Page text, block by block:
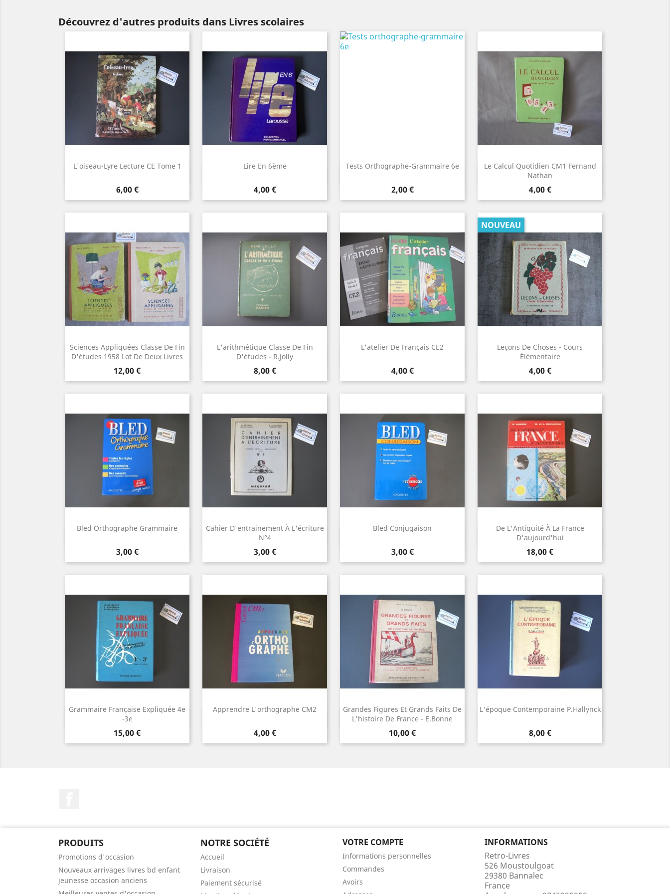
Découvrez d'autres produits dans Livres scolaires
L'oiseau-Lyre Lecture CE Tome 1
Prix
6,00 €
Lire En 6ème
Prix
4,00 €
Tests Orthographe-Grammaire 6e
Prix
2,00 €
Le Calcul Quotidien CM1 Fernand
Nathan
Prix
4,00 €
Aperçu rapide
Sciences Appliquées Classe De Fin
D'études 1958 Lot De Deux Livres
Prix
12,00 €
Aperçu rapide
L'arithmétique Classe De Fin
D'études - R.Jolly
Prix
8,00 €
Aperçu rapide
L'atelier De Français CE2
Prix
4,00 €
Leçons De Choses - Cours
Élémentaire
Prix
4,00 €
NOUVEAU
Aperçu rapide
Bled Orthographe Grammaire
Prix
3,00 €
Cahier D'entrainement À L'écriture
N°4
Prix
3,00 €
Aperçu rapide
Bled Conjugaison
Prix
3,00 €
De L'Antiquité À La France
D'aujourd'hui
Prix
18,00 €
Aperçu rapide
Grammaire Française Expliquée 4e
-3e
Prix
15,00 €
Aperçu rapide
Apprendre L'orthographe CM2
Prix
4,00 €
Grandes Figures Et Grands Faits De
L'histoire De France - E.Bonne
Prix
10,00 €
Aperçu rapide
L'époque Contemporaine P.Hallynck
Prix
8,00 €
PRODUITS
Promotions d'occasion
Nouveaux arrivages livres bd enfant
jeunesse occasion anciens
NOTRE SOCIÉTÉ
Accueil
Livraison
Paiement sécurisé
VOTRE COMPTE
Informations personnelles
Commandes
Avoirs
INFORMATIONS
Retro-Livres
526 Moustoulgoat
29380 Bannalec
France